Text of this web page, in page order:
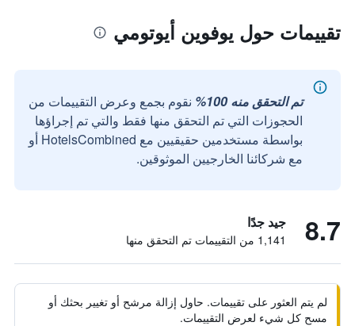
تقييمات حول يوفوين أيوتومي
تم التحقق منه 100%
نقوم بجمع وعرض التقييمات من
الحجوزات التي تم التحقق منها فقط والتي تم إجراؤها
بواسطة مستخدمين حقيقيين مع HotelsCombined أو
مع شركائنا الخارجيين الموثوقين.
8.7 جيد جدًا
1,141 من التقييمات تم التحقق منها
لم يتم العثور على تقييمات. حاول إزالة مرشح أو تغيير بحثك أو
مسح كل شيء لعرض التقييمات.